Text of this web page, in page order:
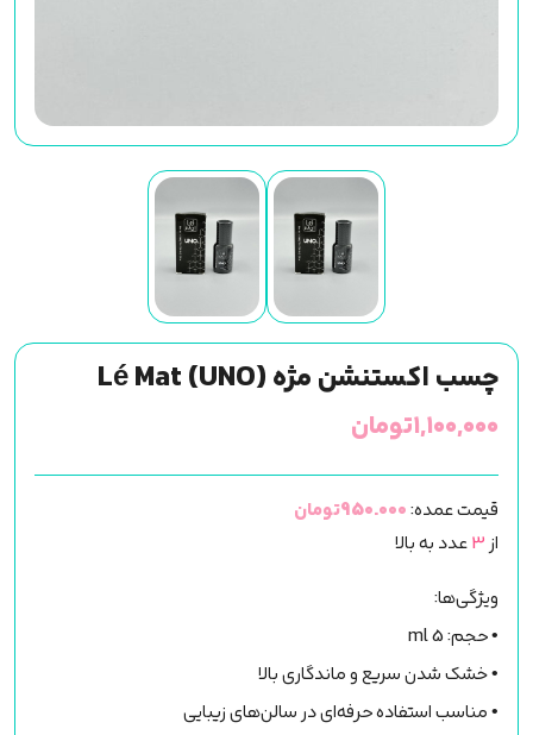
چسب اکستنشن مژه (UNO) Lé Mat
۱,۱۰۰,۰۰۰تومان
قیمت عمده:950.000تومان
از3عدد به بالا
ویژگی‌ها:
• حجم: 5 ml
• خشک شدن سریع و ماندگاری بالا
• مناسب استفاده حرفه‌ای در سالن‌های زیبایی